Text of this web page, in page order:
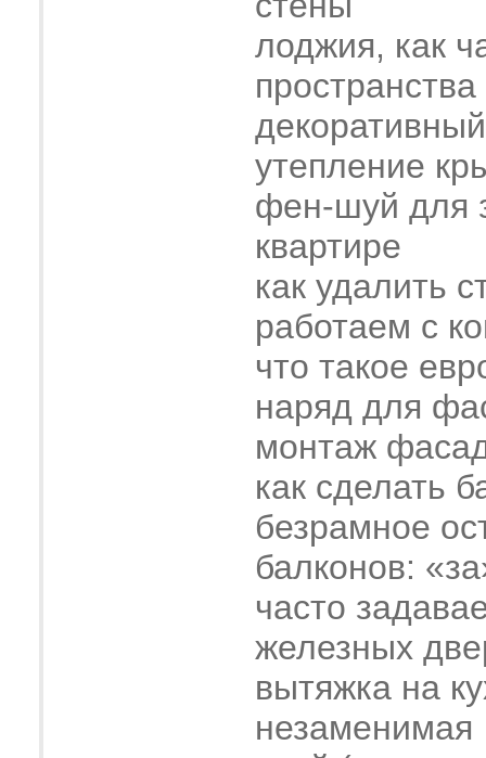
лоджия, как
пространства
утепление
фен-шуй для
квартире
как удалить
работаем с
что такое
наряд для
монтаж
как сделать
безрамное
балконов:
часто
железных
вытяжка на
незаменимая